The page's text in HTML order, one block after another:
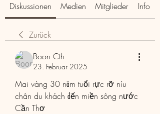
Diskussionen Medien Mitglieder Info
Zurück
Boon Cth
23. Februar 2025
Mai vàng 30 năm tuổi rực rỡ níu
chân du khách đến miền sông nước
Cần Thơ